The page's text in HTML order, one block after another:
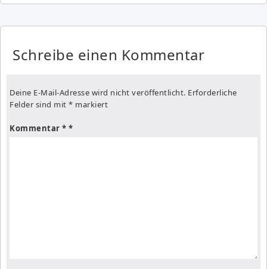
Schreibe einen Kommentar
Deine E-Mail-Adresse wird nicht veröffentlicht. Erforderliche
Felder sind mit * markiert
Kommentar *